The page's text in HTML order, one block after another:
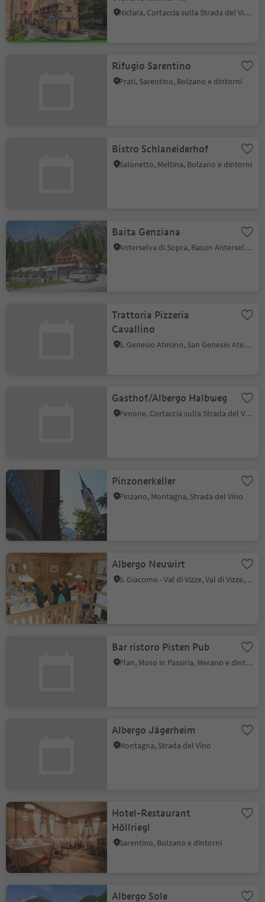
Schlosskellerei Turmhof
Niclara, Cortaccia sulla Strada del Vino, Strada del Vino
Rifugio Sarentino
Prati, Sarentino, Bolzano e dintorni
Bistro Schlaneiderhof
Salonetto, Meltina, Bolzano e dintorni
Baita Genziana
Anterselva di Sopra, Rasun Anterselva, Regione dolomitica Plan de Corones
Trattoria Pizzeria
Cavallino
S. Genesio Atesino, San Genesio Atesino, Bolzano e dintorni
Gasthof/Albergo Halbweg
Penone, Cortaccia sulla Strada del Vino, Strada del Vino
Pinzonerkeller
Pinzano, Montagna, Strada del Vino
Albergo Neuwirt
S. Giacomo - Val di Vizze, Val di Vizze, Vipiteno e dintorni
Bar ristoro Pisten Pub
Plan, Moso in Passiria, Merano e dintorni
Albergo Jägerheim
Montagna, Strada del Vino
Hotel-Restaurant
Höllriegl
Sarentino, Bolzano e dintorni
Albergo Sole